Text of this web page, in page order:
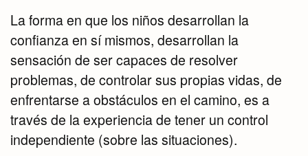
La forma en que los niños desarrollan la
confianza en sí mismos, desarrollan la
sensación de ser capaces de resolver
problemas, de controlar sus propias vidas, de
enfrentarse a obstáculos en el camino, es a
través de la experiencia de tener un control
independiente (sobre las situaciones).